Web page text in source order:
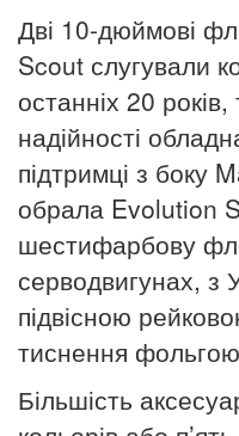
Дві 10-дюймові
Scout слугували
останніх 20
надійності
підтримці з боку
обрала Evolution
шестифарбову
серводвигунах, з
підвісною
тиснення
Більшість